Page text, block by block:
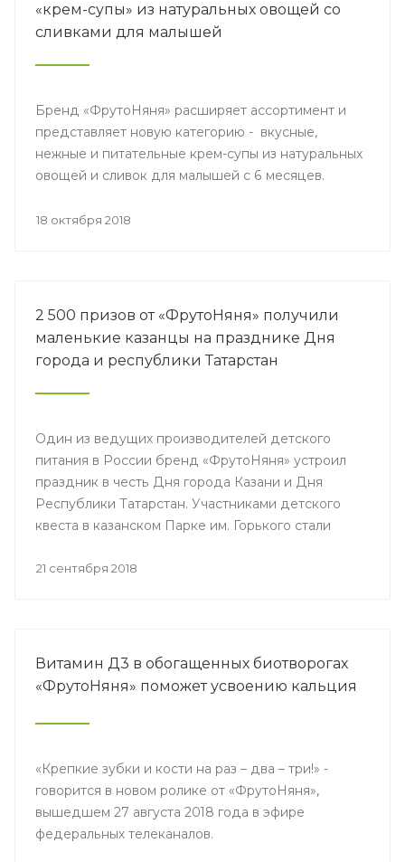
«крем-супы» из натуральных овощей со
сливками для малышей
Бренд «ФрутоНяня» расширяет ассортимент и
представляет новую категорию - вкусные,
нежные и питательные крем-супы из натуральных
овощей и сливок для малышей с 6 месяцев.
18 октября 2018
2 500 призов от «ФрутоНяня» получили
маленькие казанцы на празднике Дня
города и республики Татарстан
Один из ведущих производителей детского
питания в России бренд «ФрутоНяня» устроил
праздник в честь Дня города Казани и Дня
Республики Татарстан. Участниками детского
квеста в казанском Парке им. Горького стали
21 сентября 2018
Витамин Д3 в обогащенных биотворогах
«ФрутоНяня» поможет усвоению кальция
«Крепкие зубки и кости на раз – два – три!» -
говорится в новом ролике от «ФрутоНяня»,
вышедшем 27 августа 2018 года в эфире
федеральных телеканалов.